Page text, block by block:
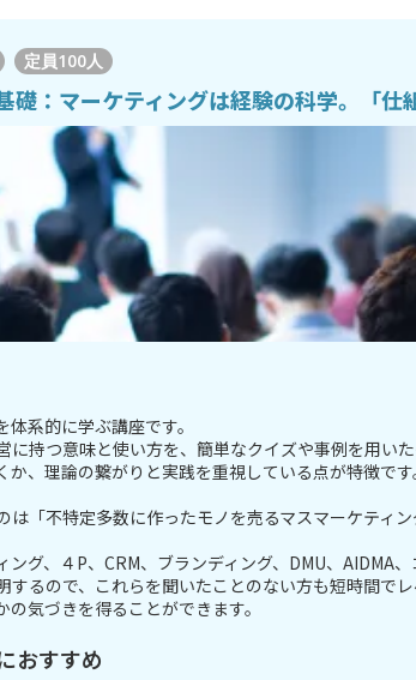
定員100人
礎：マーケティングは経験の科学。「仕
系的に学ぶ講座です。
に持つ意味と使い方を、簡単なクイズや事例を用い
か、理論の繋がりと実践を重視している点が特徴です
は「不特定多数に作ったモノを売るマスマーケティ
ング、４P、CRM、ブランディング、DMU、AIDMA
するので、これらを聞いたことのない方も短時間で
気づきを得ることができます。
おすすめ